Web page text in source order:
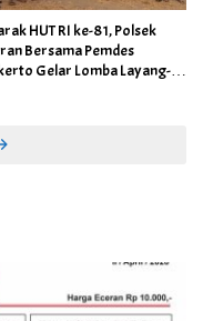
HUT RI ke-81, Polsek
Bersama Pemdes
Gelar Lomba Layang-